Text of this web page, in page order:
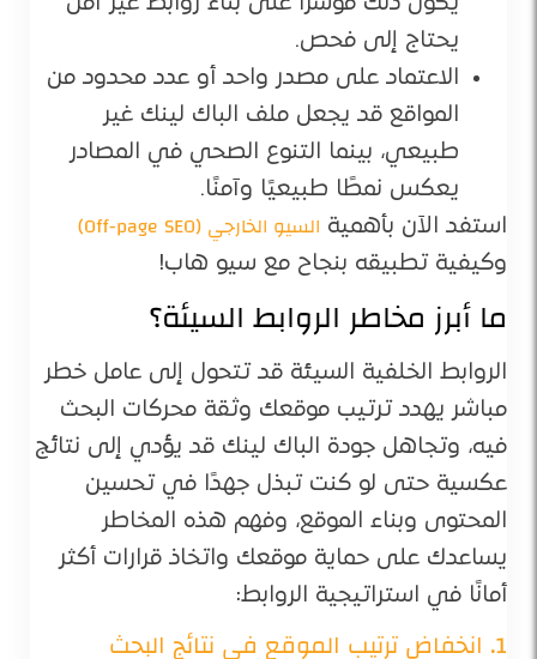
يحتاج إلى فحص.
الاعتماد على مصدر واحد أو عدد محدود من
المواقع قد يجعل ملف الباك لينك غير
طبيعي، بينما التنوع الصحي في المصادر
يعكس نمطًا طبيعيًا وآمنًا.
استفد الآن بأهمية السيو الخارجي (Off-page SEO)
وكيفية تطبيقه بنجاح مع سيو هاب!
ما أبرز مخاطر الروابط السيئة؟
الروابط الخلفية السيئة قد تتحول إلى عامل خطر
مباشر يهدد ترتيب موقعك وثقة محركات البحث
فيه، وتجاهل جودة الباك لينك قد يؤدي إلى نتائج
عكسية حتى لو كنت تبذل جهدًا في تحسين
المحتوى وبناء الموقع، وفهم هذه المخاطر
يساعدك على حماية موقعك واتخاذ قرارات أكثر
أمانًا في استراتيجية الروابط:
1. انخفاض ترتيب الموقع في نتائج البحث